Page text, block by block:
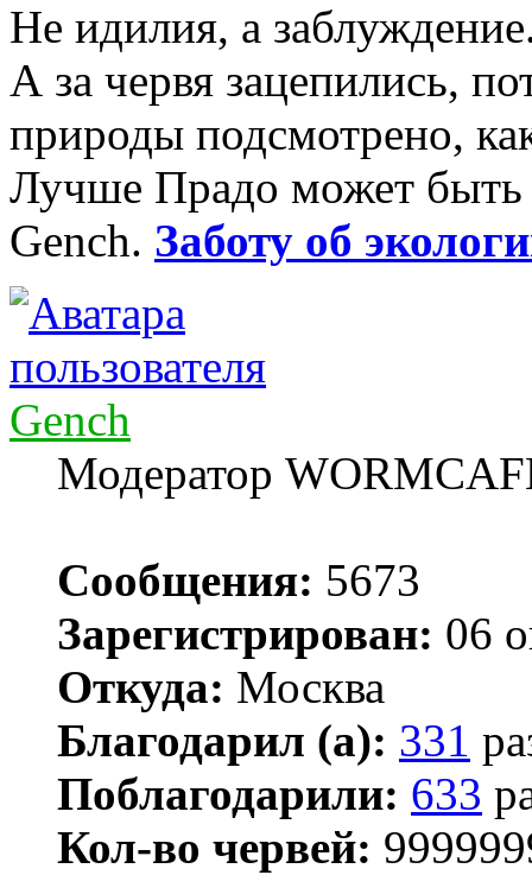
Не идилия, а
А за червя зацепились,
природы подсмотрено,
Лучше Прадо может
Gench. Заботу об
Gench
Модератор
Сообщения: 5673
Зарегистрирован: 06
Откуда: Москва
Благодарил (а): 331
Поблагодарили: 633
Кол-во червей: